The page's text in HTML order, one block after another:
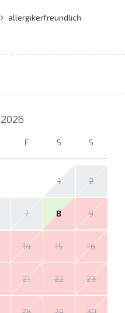
allergikerfreundlich
2026
F S S
1 2
7 8 9
14 15 16
21 22 23